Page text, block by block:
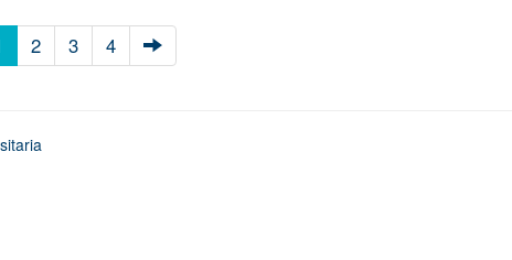
2 3 4